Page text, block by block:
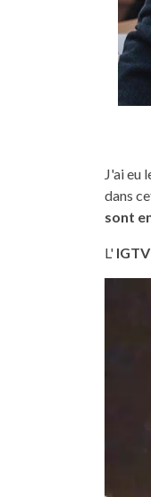
J'ai eu
dans
sont
L' IGTV